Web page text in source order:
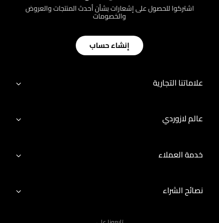
اشتركوا للحصول على إشعارات بشأن أحدث المنتجات والعروض
والخصومات
إنشاء حساب
علاماتنا التجارية
عالم لازوردي
خدمة العملاء
نصائح الشراء